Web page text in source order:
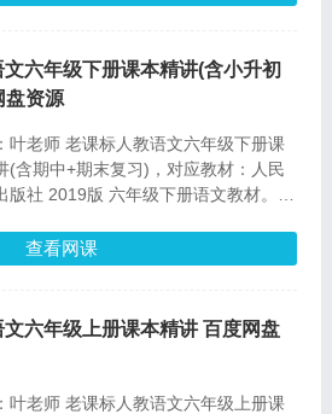
。
六年级下册课本精讲(含小升初
盘资源
叶老师 老课标人教语文六年级下册课
(含期中+期末复习)，对应教材：人民
版社 2019版 六年级下册语文教材。包
考点梳理PDF试卷+视频讲解、六下阅
板块真题讲解、六年级小升初经典理念
查看网课
六年级上册课本精讲 百度网盘
叶老师 老课标人教语文六年级上册课